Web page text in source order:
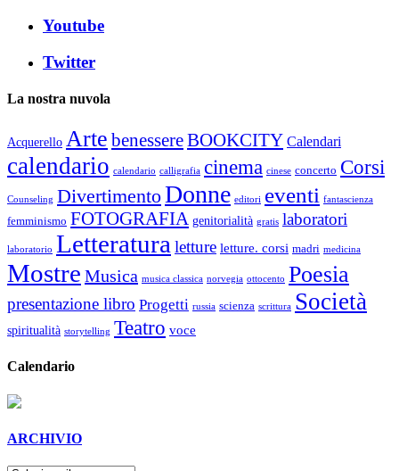
Youtube
Twitter
La nostra nuvola
Acquerello Arte benessereBOOKCITY Calendari
calendario calendario calligrafia cinema cinese concerto Corsi
Counseling DivertimentoDonne editori eventi fantascienza
femminismo FOTOGRAFIA genitorialità gratis laboratori
laboratorio Letteratura letture letture. corsi madri medicina
Mostre Musica musica classica norvegia ottocento Poesia
presentazione libro Progetti russia scienza scrittura Società
spiritualità storytelling Teatro voce
Calendario
ARCHIVIO